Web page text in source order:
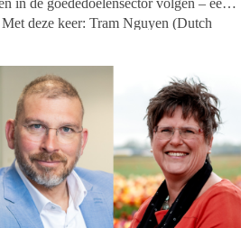
in de goededoelensector volgen – een
deze keer: Tram Nguyen (Dutch
Nederland).